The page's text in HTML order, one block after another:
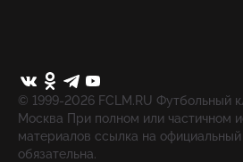
© 1999-2026 FCLM.RU Футбольный
Москва При полном или частичном
материалов ссылка на
обязательна.